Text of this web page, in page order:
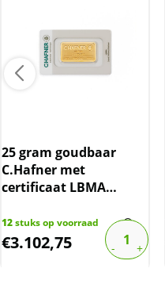
25 gram goudbaar
C.Hafner met
certificaat LBMA
12stuks op voorraad
€3.102,75